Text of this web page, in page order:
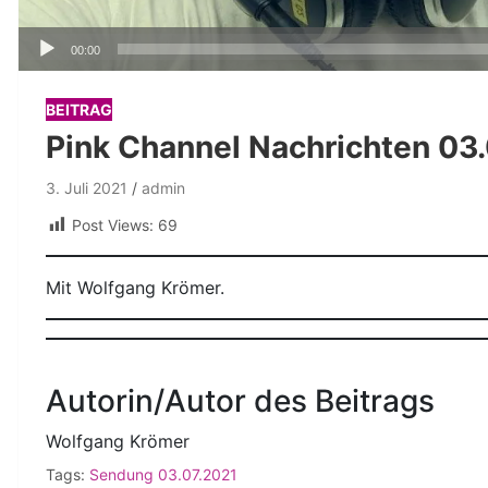
Audio-
00:00
BEITRAG
Pink Channel Nachrichten
3. Juli 2021
admin
Post Views: 69
Mit Wolfgang Krömer.
Autorin/Autor des Beitrags
Wolfgang Krömer
Tags: Sendung 03.07.2021